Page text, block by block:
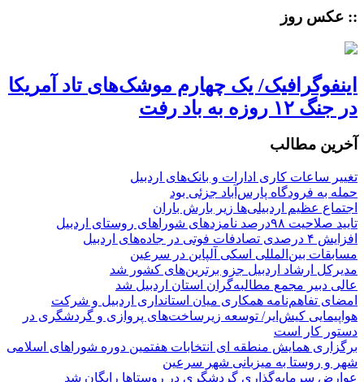
:: عکس روز
اینفوگرافیک/ یک چهارم موشک‌های تاد آمریکا
در جنگ ۱۲ روزه به باد رفت
آخرین مطالب
تغییر ساعات کاری ادارات و بانک‌های اردبیل
حمله به فرودگاه پارس‌‌آباد جزئی بود
اجتماع عظیم اردبیلی‌ها زیر بارش باران
تایید صلاحیت ۹۸درصد نامزدهای شوراهای روستای اردبیل
افزایش ۴ درصدی تصادفات فوتی در جاده‌های اردبیل
مسابقات بین‌المللی اسکی آلپاین در سرعین
مدیرکل ارشاد اردبیل جزو برترین‌های کشور شد
عالی دبیر مجمع مطالبه‌گران استان اردبیل شد
امضای تفاهم‌نامه همکاری میان استانداری اردبیل و شرکت
هواپیمایی کیش‌ایر/ توسعه زیرساخت‌های پروازی و گردشگری در
دستور کار است
برگزاری همایش منطقه ای انتخابات هفتمین دوره شوراهای اسلامی
شهر و روستا به میزبانی شهر سرعین
عوارض سرمایه‌گذاری گردشگری در روستاها رایگان شد